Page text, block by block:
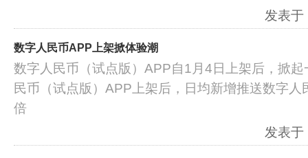
发表
数字人民币APP上架掀体验潮
数字人民币（试点版）APP自1月4日上架后，掀
民币（试点版）APP上架后，日均新增推送数字
倍
发表